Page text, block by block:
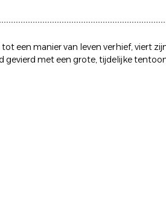
een manier van leven verhief, viert
gevierd met een grote, tijdelijke